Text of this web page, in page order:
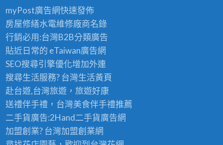
myPost廣告網快速發佈
房屋修繕水電維修廠商名錄
行銷必用:台灣B2B分類廣告
貼近日常的 eTaiwan廣告網
SEO搜尋引擎優化增加外連
搜尋生活服務? 台灣生活黃頁
赴台遊,台灣旅遊，旅遊好康
送禮伴手禮，台灣美食伴手禮推薦
二手貨廣告:2Hand二手貨廣告網
加盟創業? 台灣加盟創業網